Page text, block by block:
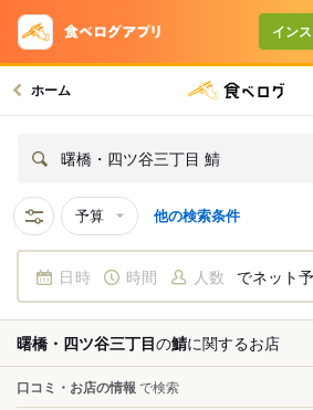
イン
ホーム
曙橋・四ツ谷三丁目 鯖
予算 他の検索条件
日時 時間 人数 でネット
曙橋・四ツ谷三丁目の鯖に関するお店
口コミ・お店の情報 で検索